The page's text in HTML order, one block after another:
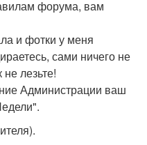
форума, вам
и фотки у меня
сами ничего не
лезьте!
Администрации ваш